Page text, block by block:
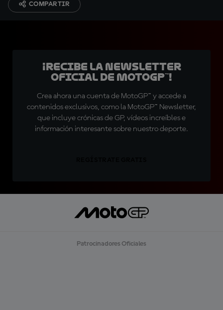
COMPARTIR
¡Recibe la Newsletter
oficial de MotoGP™!
Crea ahora una cuenta de MotoGP™ y accede a
contenidos exclusivos, como la MotoGP™ Newsletter,
que incluye crónicas de GP, vídeos increíbles e
información interesante sobre nuestro deporte.
Patrocinadores Oficiales